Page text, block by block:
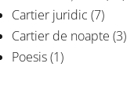
Cartier juridic (7)
Cartier de noapte (3)
Poesis(1)